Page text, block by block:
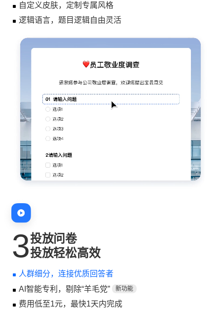
自定义皮肤，定制专属风格
逻辑语言，题目逻辑自由灵活
3投放问卷
投放轻松高效
人群细分，连接优质回答者
AI智能专利，剔除“羊毛党”
新功能
费用低至1元，最快1天内完成